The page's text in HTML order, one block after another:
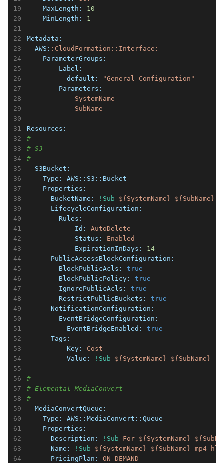
    MaxLength:
10
    MinLength:
1
Metadata:
  AWS:
:CloudFormation::Interface:
    ParameterGroups:
      - Label:
          default:
"General Configuration"
        Parameters:
          -
SystemName
          -
SubName
Resources:
#
# S3
#
  S3Bucket:
    Type:
AWS::S3::Bucket
    Properties:
      BucketName:
!Sub
${SystemName}-
      LifecycleConfiguration:
        Rules:
          - Id:
AutoDelete
            Status:
Enabled
            ExpirationInDays:
14
      PublicAccessBlockConfiguration:
        BlockPublicAcls:
true
        BlockPublicPolicy:
true
        IgnorePublicAcls:
true
        RestrictPublicBuckets:
true
      NotificationConfiguration:
        EventBridgeConfiguration:
          EventBridgeEnabled:
true
      Tags:
        - Key:
Cost
          Value:
!Sub ${SystemName}-${SubName}
#
# Elemental MediaConvert
#
  MediaConvertQueue:
    Type:
AWS::MediaConvert::Queue
    Properties:
      Description:
!Sub For ${SystemName}-
      Name:
!Sub
${SystemName}-${SubName}-mp4-
      PricingPlan:
ON_DEMAND